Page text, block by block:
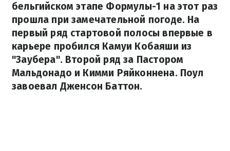
бельгийском этапе Формулы-1 на этот раз
прошла при замечательной погоде. На
первый ряд стартовой полосы впервые в
карьере пробился Камуи Кобаяши из
"Заубера". Второй ряд за Пастором
Мальдонадо и Кимми Ряйконнена. Поул
завоевал Дженсон Баттон.